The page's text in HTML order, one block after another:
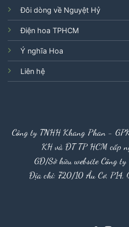
Đôi dòng về Nguyệt Hỷ
Điện hoa TPHCM
Ý nghĩa Hoa
Liên hệ
Công ty TNHH Khang Phan -
KH và ĐT TP HCM cấp
GĐ/Sở hữu website Công
Địa chỉ: 720/10 Âu Cơ, P14,